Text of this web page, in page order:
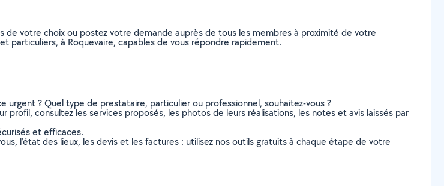
de votre choix ou postez votre demande auprès de tous les membres à proximité de votre
particuliers, à Roquevaire, capables de vous répondre rapidement.
urgent ? Quel type de prestataire, particulier ou professionnel, souhaitez-vous ?
profil, consultez les services proposés, les photos de leurs réalisations, les notes et avis laissés par
et efficaces.
l’état des lieux, les devis et les factures : utilisez nos outils gratuits à chaque étape de votre